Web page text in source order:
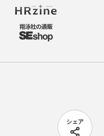
シェア